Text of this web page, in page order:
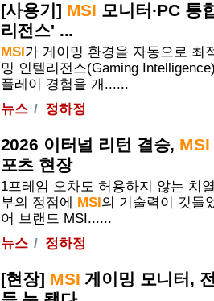
[사용기] MSI 모니터·PC 통
리전스' ...
MSI가 게이밍 환경을 자동으로 최
밍 인텔리전스(Gaming
플레이 경험을 개......
뉴스
정하정
2026 이터널 리턴 결승, MSI
포츠 현장
1프레임 오차도 허용하지 않는 치
부의 정점에 MSI의 기술력이 깃들
어 브랜드 MSI......
뉴스
정하정
[현장] MSI 게이밍 모니터,